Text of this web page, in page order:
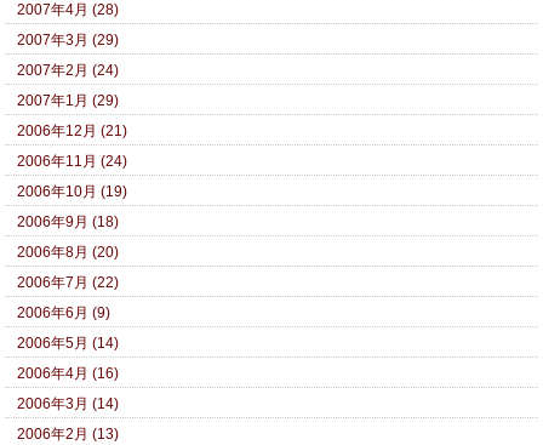
2007年4月 (28)
2007年3月 (29)
2007年2月 (24)
2007年1月 (29)
2006年12月 (21)
2006年11月 (24)
2006年10月 (19)
2006年9月 (18)
2006年8月 (20)
2006年7月 (22)
2006年6月 (9)
2006年5月 (14)
2006年4月 (16)
2006年3月 (14)
2006年2月 (13)